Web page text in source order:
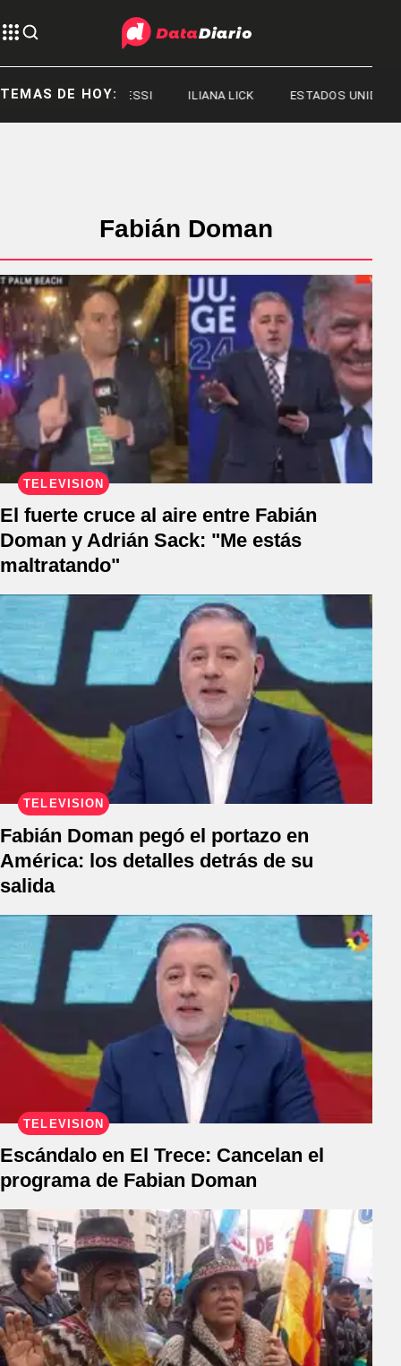
TEMAS DE HOY:
JORGE MESSI ILIANA LICK ESTADOS UNIDOS
Fabián Doman
TELEVISIÓN
El fuerte cruce al aire entre Fabián
Doman y Adrián Sack: "Me estás
maltratando"
TELEVISIÓN
Fabián Doman pegó el portazo en
América: los detalles detrás de su
salida
TELEVISIÓN
Escándalo en El Trece: Cancelan el
programa de Fabian Doman